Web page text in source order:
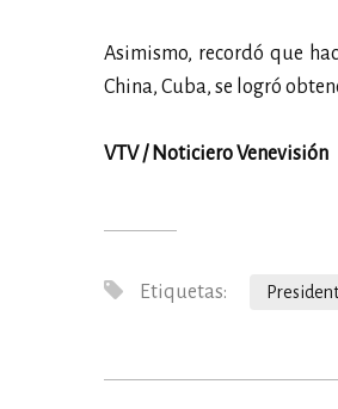
Asimismo, recordó que
China, Cuba, se logró
VTV / Noticiero Venevisión
Etiquetas: